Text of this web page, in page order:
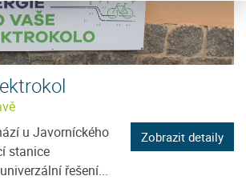
u Javorníckého
stanice
řešení...
Zobrazit detaily